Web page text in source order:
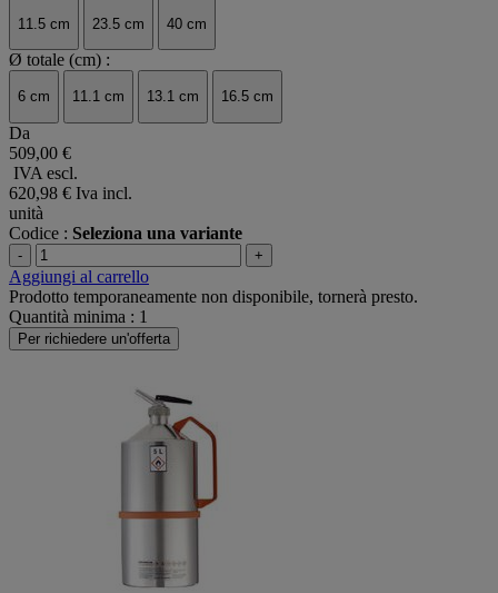
11.5 cm 23.5 cm 40 cm
Ø totale (cm) :
6 cm 11.1 cm 13.1 cm 16.5 cm
Da
509,00 €
IVA escl.
620,98 € Iva incl.
unità
Codice : Seleziona una variante
- +
Aggiungi al carrello
Prodotto temporaneamente non disponibile, tornerà presto.
Quantità minima : 1
Per richiedere un'offerta